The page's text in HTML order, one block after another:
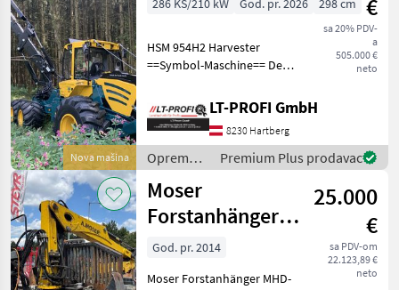
Fendt
Nova mašina
€
sa 20% PDV-
a
505.000 €
neto
286 KS/210 kW God. pr. 2026 298 cm
HSM 954H2 Harvester
==Symbol-Maschine== Der
agiler und kompakter 6-
Rad-Harvester, der speziell
für anspruchsvolle
Forsteinsätze entwicke
LT-PROFI GmbH
8230 Hartberg
Oprema
za šumu i
obradu
drveta /
HSM
Premium Plus prodavac
Moser
Forstanhänger
MHD-13N mit
Forstkran MKZ 9
25.000
€
sa PDV-om
22.123,89 €
neto
God. pr. 2014
Moser Forstanhänger MHD-